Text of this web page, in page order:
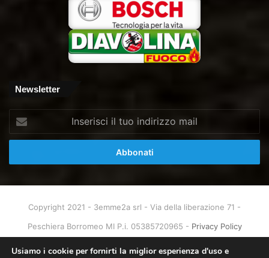
Newsletter
tuo
mail
Copyright 2021 - 3emme2a srl - Via della liberazione 71 -
Peschiera Borromeo MI P.i. 05385720965 - Privacy Policy
Usiamo i cookie per fornirti la miglior esperienza d'uso e